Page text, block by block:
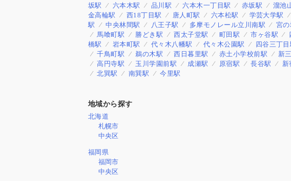
坂駅
六本木駅 品川駅 六本木一丁目駅 赤坂駅 溜池
金高輪駅
西18丁目駅 唐人町駅 六本松駅 学芸大学駅
駅
中央林間駅 八王子駅 多摩モノレール立川南駅 宮の
馬喰町駅
勝どき駅 西太子堂駅 町田駅 市ヶ谷駅
橋駅
岩本町駅 代々木八幡駅 代々木公園駅 四谷三丁目
千鳥町駅
鵜の木駅 西日暮里駅 赤土小学校前駅 新
高円寺駅
玉川学園前駅 成瀬駅 原宿駅 長谷駅 新
北巽駅
南巽駅 今里駅
地域から探す
北海道
札幌市
中央区
福岡県
福岡市
中央区